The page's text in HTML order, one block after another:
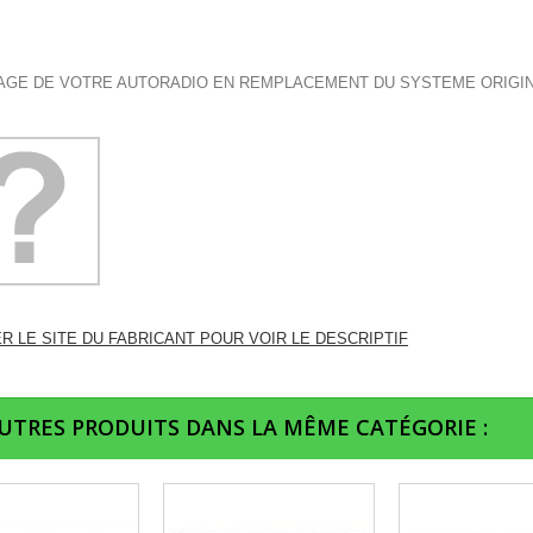
DE VOTRE AUTORADIO EN REMPLACEMENT DU SYSTEME
LE SITE DU FABRICANT POUR VOIR LE DESCRIPTIF
PRODUITS DANS LA MÊME CATÉGORIE :